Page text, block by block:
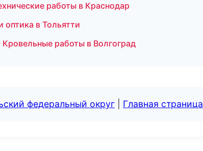
работы в Краснодар
в Тольятти
работы в Волгоград
федеральный округ Главная страница